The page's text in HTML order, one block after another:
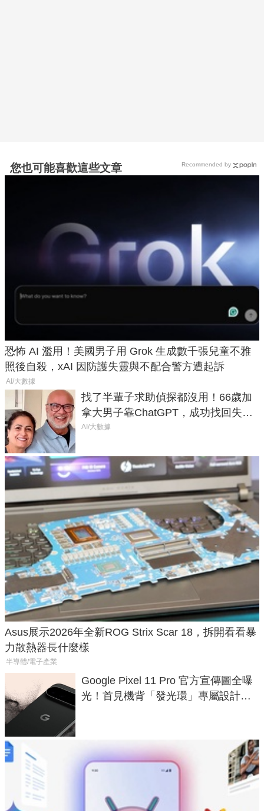
您也可能喜歡這些文章
恐怖 AI 濫用！美國男子用 Grok 生成數千張兒童不雅
照後自殺，xAI 因防護失靈與不配合警方遭起訴
AI/大數據
找了半輩子求助偵探都沒用！66歲加
拿大男子靠ChatGPT，成功找回失散
50年家人
AI/大數據
Asus展示2026年全新ROG Strix Scar 18，拆開看看暴
力散熱器長什麼樣
半導體/電子產業
Google Pixel 11 Pro 官方宣傳圖全曝
光！首見機背「發光環」專屬設計、
Recommended by